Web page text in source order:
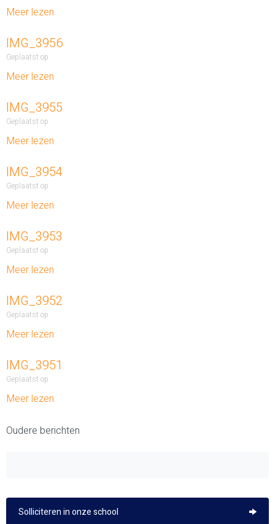
Meer lezen
IMG_3956
Geplaatst op
Meer lezen
IMG_3955
Geplaatst op
Meer lezen
IMG_3954
Geplaatst op
Meer lezen
IMG_3953
Geplaatst op
Meer lezen
IMG_3952
Geplaatst op
Meer lezen
IMG_3951
Geplaatst op
Meer lezen
Oudere berichten
Solliciteren in onze school